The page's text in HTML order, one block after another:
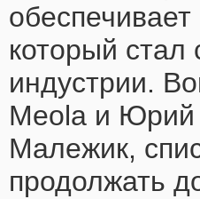
который стал
индустрии.
Meola и Юрий
Малежик,
продолжать